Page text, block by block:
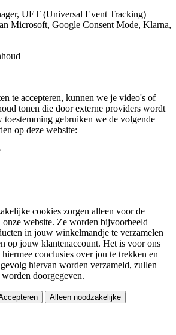
UET (Universal Event Tracking)
Microsoft, Google Consent Mode, Klarna,
te accepteren, kunnen we je video's of
tonen die door externe providers wordt
toestemming gebruiken we de volgende
op deze website:
cookies zorgen alleen voor de
onze website. Ze worden bijvoorbeeld
in jouw winkelmandje te verzamelen
op jouw klantenaccount. Het is voor ons
conclusies over jou te trekken en
hiervan worden verzameld, zullen
doorgegeven.
Alleen noodzakelijke